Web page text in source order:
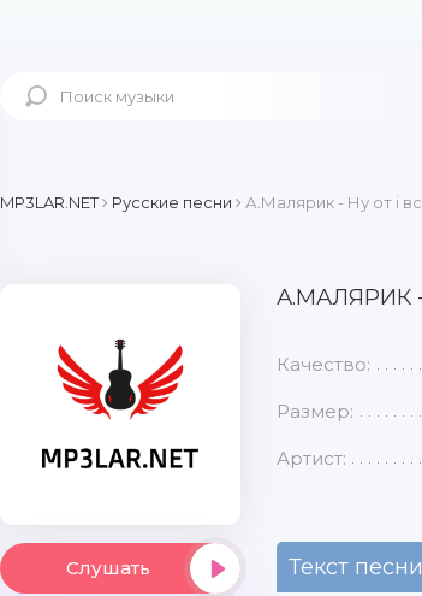
MP3LAR.NET Русские песни А.Малярик - Ну от і
Слушать
А.МАЛЯРИК
Качество:
Размер:
Артист:
Текст песни